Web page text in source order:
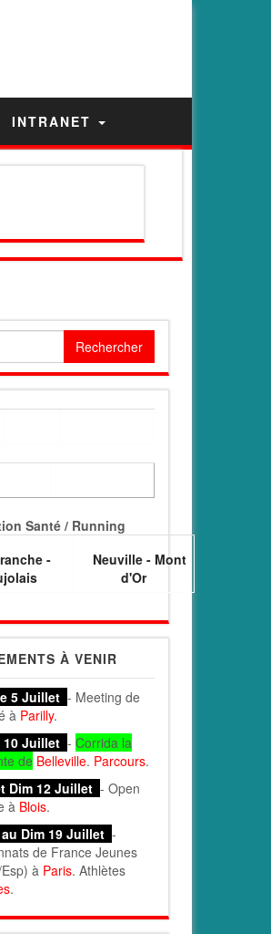
INTRANET
Santé / Running
-
Neuville - Mont
d'Or
À VENIR
5 Juillet - Meeting de
à Parilly.
10 Juillet - Corrida la
de Belleville. Parcours.
Dim 12 Juillet - Open
à Blois.
Dim 19 Juillet -
de France Jeunes
à Paris. Athlètes
.